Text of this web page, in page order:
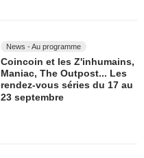
News - Au programme
Coincoin et les Z'inhumains,
Maniac, The Outpost... Les
rendez-vous séries du 17 au
23 septembre